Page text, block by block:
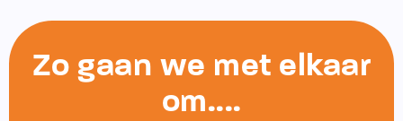
Zo gaan we met elkaar
om....